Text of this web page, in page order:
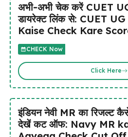
अभी-अभी चेक करें CUET UG
डायरेक्ट लिंक से: CUET
Kaise Check Kare
CHECK Now
Click Here
इंडियन नेवी MR का रिजल्ट
देखें कट ऑफ: Navy MR